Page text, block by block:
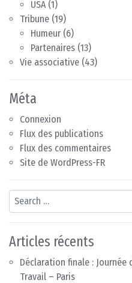
USA (1)
Tribune (19)
Humeur (6)
Partenaires (13)
Vie associative (43)
Méta
Connexion
Flux des publications
Flux des commentaires
Site de WordPress-FR
Search
Articles récents
Déclaration finale : Journée
Travail – Paris